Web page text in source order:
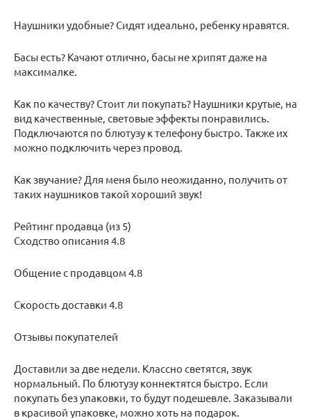
Наушники удобные? Сидят идеально, ребенку нравятся.
Басы есть? Качают отлично, басы не хрипят даже на
максималке.
Как по качеству? Стоит ли покупать? Наушники крутые, на
вид качественные, световые эффекты понравились.
Подключаются по блютузу к телефону быстро. Также их
можно подключить через провод.
Как звучание? Для меня было неожиданно, получить от
таких наушников такой хороший звук!
Рейтинг продавца (из 5)
Сходство описания 4.8
Общение с продавцом 4.8
Скорость доставки 4.8
Отзывы покупателей
Доставили за две недели. Классно светятся, звук
нормальный. По блютузу коннектятся быстро. Если
покупать без упаковки, то будут подешевле. Заказывали
в красивой упаковке, можно хоть на подарок.